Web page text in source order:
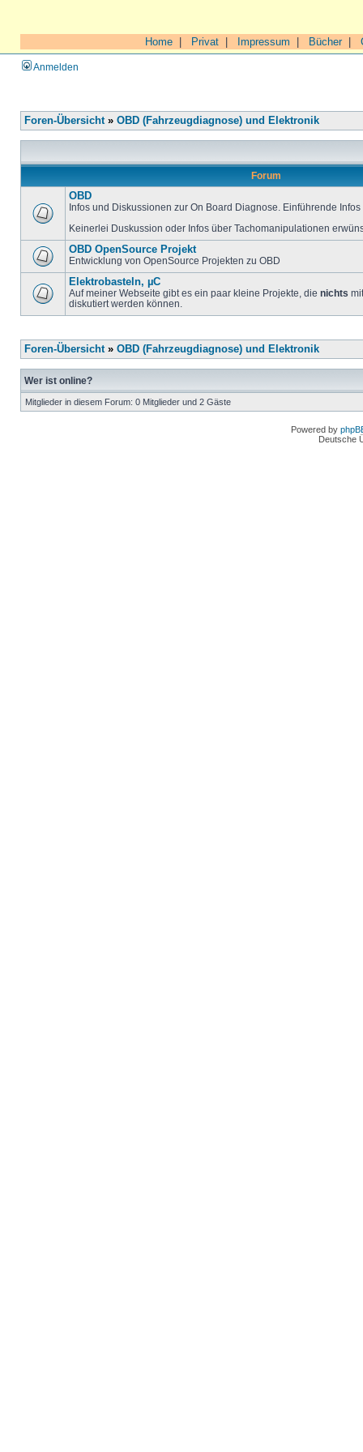
Home Privat Impressum Bücher|
Anmelden
Foren-Übersicht» OBD (Fahrzeugdiagnose) und Elektronik
Forum
OBD
Infos und Diskussionen zur On Board Diagnose. Einführende
Keinerlei Duskussion oder Infos über Tachomanipulationen
OBD OpenSource Projekt
Entwicklung von OpenSource Projekten zu OBD
Elektrobasteln, µC
Auf meiner Webseite gibt es ein paar kleine Projekte, die nichts
diskutiert werden können.
Foren-Übersicht» OBD (Fahrzeugdiagnose) und Elektronik
Wer ist online?
Mitglieder in diesem Forum: 0 Mitglieder und 2 Gäste
Powered by
Deutsche